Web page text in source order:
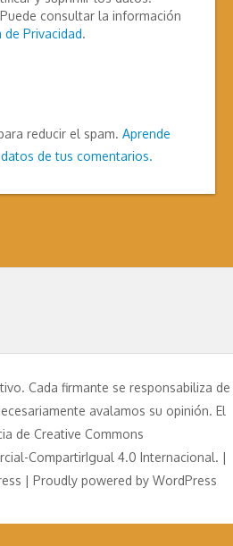
Puede consultar la información
de Privacidad.
reducir el spam. Aprende
de tus comentarios.
Cada firmante se responsabiliza de
avalamos su opinión. El
de Creative Commons
CompartirIgual 4.0 Internacional. |
| Proudly powered by WordPress